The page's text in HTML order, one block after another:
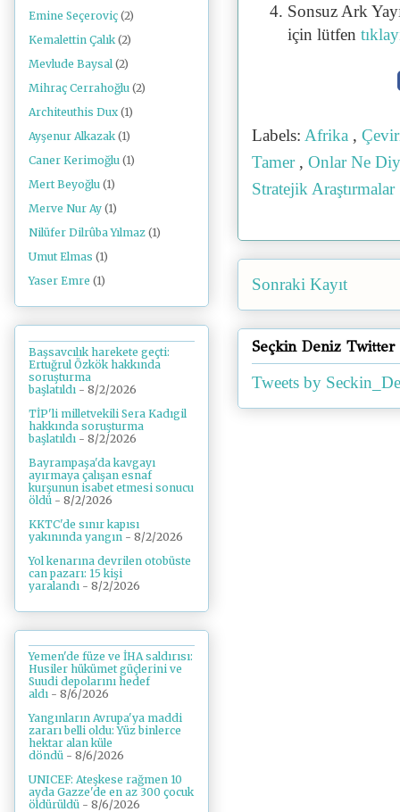
Sonsuz Ark
için lütfen
Labels: Afrika ,
Tamer , Onlar Ne
Stratejik Araştırmalar
Sonraki Kayıt
Seçkin Deniz Twitter
Tweets by
Emine Seçeroviç (2)
Kemalettin Çalık (2)
Mevlude Baysal (2)
Mihraç Cerrahoğlu (2)
Architeuthis Dux (1)
Ayşenur Alkazak (1)
Caner Kerimoğlu (1)
Mert Beyoğlu (1)
Merve Nur Ay (1)
Nilüfer Dilrûba Yılmaz (1)
Umut Elmas (1)
Yaser Emre (1)
Başsavcılık harekete geçti:
Ertuğrul Özkök hakkında
soruşturma
başlatıldı - 8/2/2026
TİP'li milletvekili Sera Kadıgil
hakkında soruşturma
başlatıldı - 8/2/2026
Bayrampaşa'da kavgayı
ayırmaya çalışan esnaf
kurşunun isabet etmesi sonucu
öldü - 8/2/2026
KKTC'de sınır kapısı
yakınında yangın - 8/2/2026
Yol kenarına devrilen otobüste
can pazarı: 15 kişi
yaralandı - 8/2/2026
Yemen'de füze ve İHA saldırısı:
Husiler hükümet güçlerini ve
Suudi depolarını hedef
aldı - 8/6/2026
Yangınların Avrupa'ya maddi
zararı belli oldu: Yüz binlerce
hektar alan küle
döndü - 8/6/2026
UNICEF: Ateşkese rağmen 10
ayda Gazze'de en az 300 çocuk
öldürüldü - 8/6/2026